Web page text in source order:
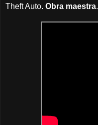
Theft Auto. Obra maestra.